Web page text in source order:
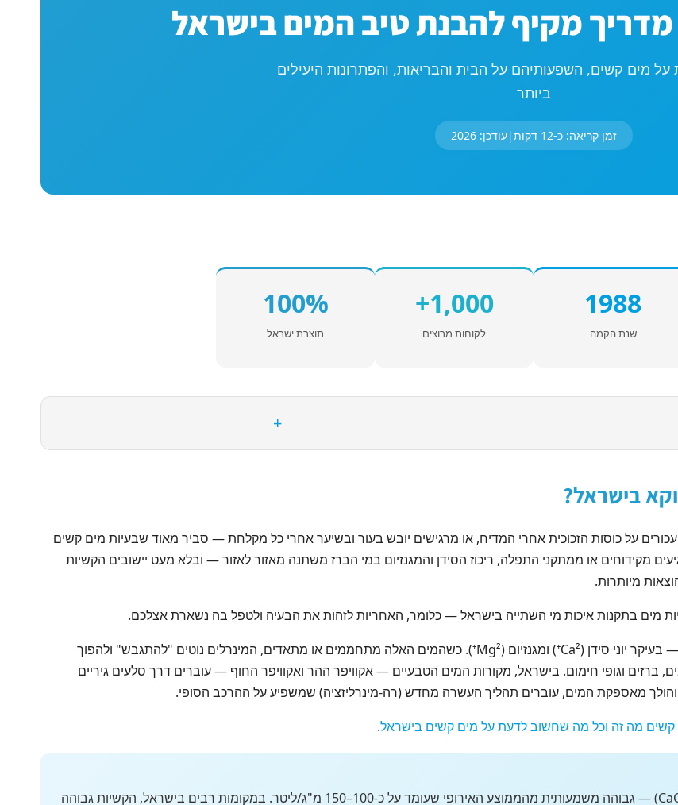
מקיף להבנת טיב המים בישראל
מים קשים, השפעותיהם על הבית והבריאות, והפתרונות היעילים
ביותר
זמן קריאה: כ-12 דקות |עודכן: 2026
1988
שנת הקמה
1,000+
לקוחות מרוצים
100%
תוצרת ישראל
+
בישראל?
על כוסות הזכוכית אחרי המדיח, או מרגישים יובש בעור ובשיער אחרי כל מקלחת — סביר מאוד שבעיות מים קשים
או ממתקני התפלה, ריכוז הסידן והמגנזיום במי הברז משתנה מאזור לאזור — ובלא מעט יישובים הקשיות
מיותרות.
מים בתקנות איכות מי השתייה בישראל — כלומר, האחריות לזהות את הבעיה ולטפל בה נשארת אצלכם.
מים קשים הם מים שמכילים ריכוז גבוה יחסית של מינרלים מומסים — בעיקר יוני סידן (Ca²⁺) ומגנזיום (Mg²⁺). כשהמים האלה מתחממים או מתאדים, המינרלים נוטים "להתגבש" ולהפוך
וגופי חימום. בישראל, מקורות המים הטבעיים — אקוויפר ההר ואקוויפר החוף — עוברים דרך סלעים גיריים
מאספקת המים, עוברים תהליך העשרה מחדש (רה-מינרליזציה) שמשפיע על ההרכב הסופי.
קשים מה זה וכל מה שחשוב לדעת על מים קשים בישראל.
רמת קשיות המים בישראל נעה בין 200 ל-400 מ"ג לליטר (כ-CaCO₃) — גבוהה משמעותית מהממוצע האירופי שעומד על כ-100–150 מ"ג/ליטר. במקומות רבים בישראל, הקשיות גבוהה